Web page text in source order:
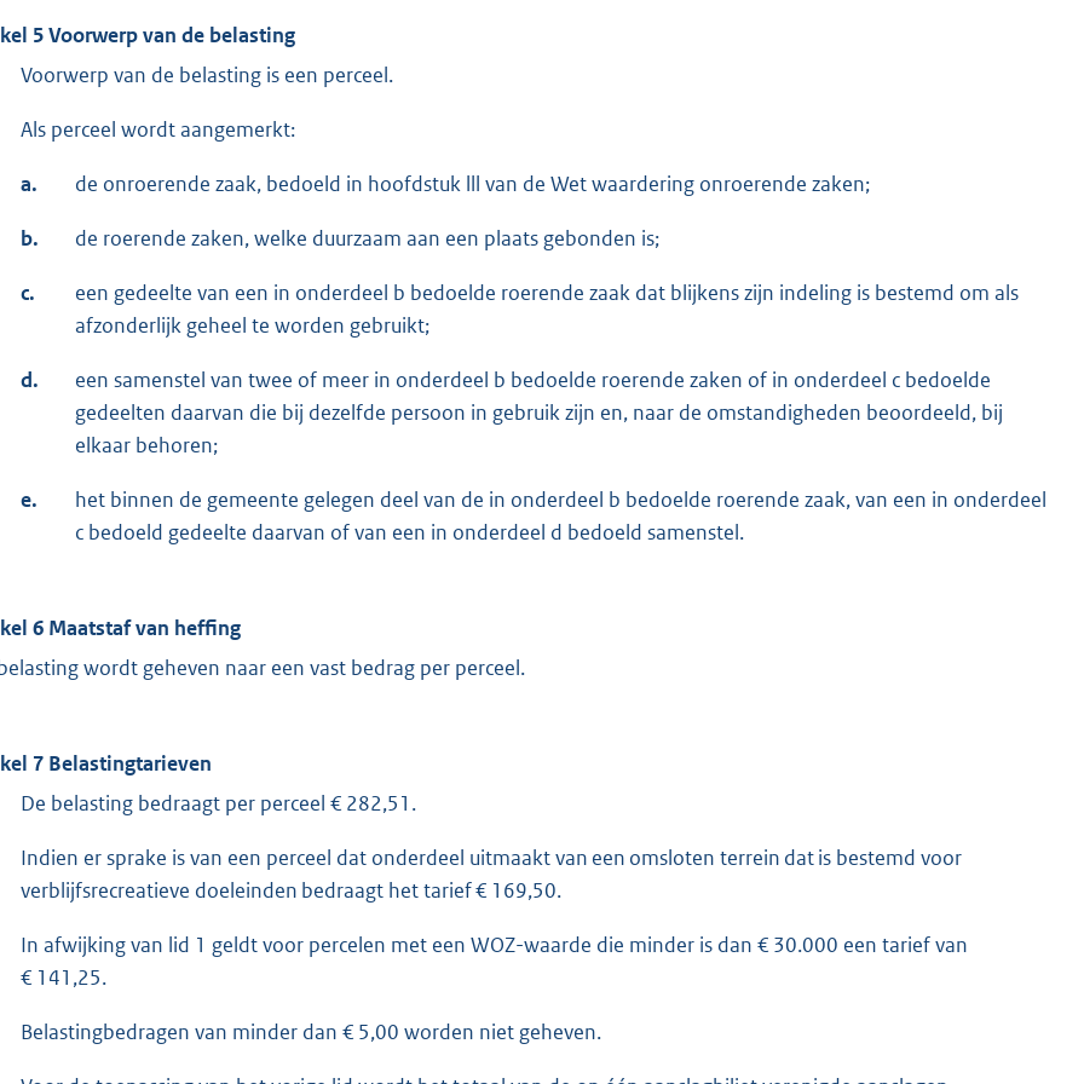
5 Voorwerp van de belasting
Voorwerp van de belasting is een perceel.
Als perceel wordt aangemerkt:
a. de onroerende zaak, bedoeld in hoofdstuk lll van de Wet waardering onroerende zaken;
b. de roerende zaken, welke duurzaam aan een plaats gebonden is;
c.
een gedeelte van een in onderdeel b bedoelde roerende zaak dat blijkens zijn indeling is bestemd om als
afzonderlijk geheel te worden gebruikt;
d.
een samenstel van twee of meer in onderdeel b bedoelde roerende zaken of in onderdeel c bedoelde
gedeelten daarvan die bij dezelfde persoon in gebruik zijn en, naar de omstandigheden beoordeeld, bij
elkaar behoren;
e.
het binnen de gemeente gelegen deel van de in onderdeel b bedoelde roerende zaak, van een in onderdeel
c bedoeld gedeelte daarvan of van een in onderdeel d bedoeld samenstel.
6 Maatstaf van heffing
wordt geheven naar een vast bedrag per perceel.
7 Belastingtarieven
De belasting bedraagt per perceel € 282,51.
Indien er sprake is van een perceel dat onderdeel uitmaakt van een omsloten terrein dat is bestemd voor
verblijfsrecreatieve doeleinden bedraagt het tarief € 169,50.
In afwijking van lid 1 geldt voor percelen met een WOZ-waarde die minder is dan € 30.000 een tarief van
€ 141,25.
Belastingbedragen van minder dan € 5,00 worden niet geheven.